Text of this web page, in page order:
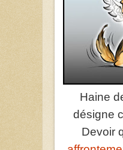
Haine
désigne
Devoir